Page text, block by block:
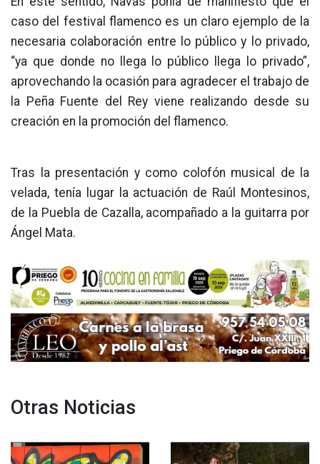
caso del festival flamenco es un claro ejemplo de la
necesaria colaboración entre lo público y lo privado,
“ya que donde no llega lo público llega lo privado”,
aprovechando la ocasión para agradecer el trabajo de
la Peña Fuente del Rey viene realizando desde su
creación en la promoción del flamenco.
Tras la presentación y como colofón musical de la
velada, tenía lugar la actuación de Raúl Montesinos,
de la Puebla de Cazalla, acompañado a la guitarra por
Ángel Mata.
Otras Noticias